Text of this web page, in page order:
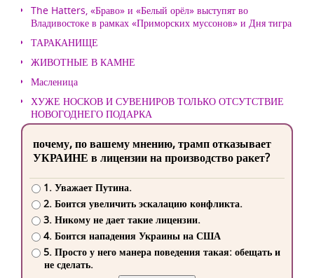
The Hatters, «Браво» и «Белый орёл» выступят во
Владивостоке в рамках «Приморских муссонов» и Дня тигра
ТАРАКАНИЩЕ
ЖИВОТНЫЕ В КАМНЕ
Масленица
ХУЖЕ НОСКОВ И СУВЕНИРОВ ТОЛЬКО ОТСУТСТВИЕ
НОВОГОДНЕГО ПОДАРКА
почему, по вашему мнению, трамп отказывает
УКРАИНЕ в лицензии на производство ракет?
1. Уважает Путина.
2. Боится увеличить эскалацию конфликта.
3. Никому не дает такие лицензии.
4. Боится нападения Украины на США
5. Просто у него манера поведения такая: обещать и
не сделать.